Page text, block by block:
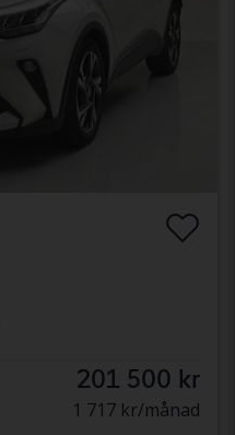
201 500 kr
1 717 kr/månad